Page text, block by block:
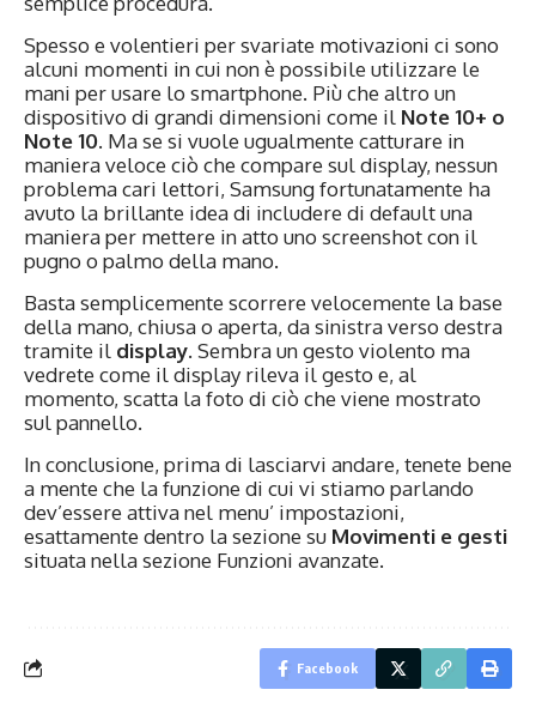
Spesso e volentieri per svariate motivazioni ci sono
alcuni momenti in cui non è possibile utilizzare le
mani per usare lo smartphone. Più che altro un
dispositivo di grandi dimensioni come il Note 10+ o
Note 10. Ma se si vuole ugualmente catturare in
maniera veloce ciò che compare sul display, nessun
problema cari lettori, Samsung fortunatamente ha
avuto la brillante idea di includere di default una
maniera per mettere in atto uno screenshot con il
pugno o palmo della mano.
Basta semplicemente scorrere velocemente la base
della mano, chiusa o aperta, da sinistra verso destra
tramite il display. Sembra un gesto violento ma
vedrete come il display rileva il gesto e, al
momento, scatta la foto di ciò che viene mostrato
sul pannello.
In conclusione, prima di lasciarvi andare, tenete bene
a mente che la funzione di cui vi stiamo parlando
dev’essere attiva nel menu’ impostazioni,
esattamente dentro la sezione su Movimenti e gesti
situata nella sezione Funzioni avanzate.
Facebook